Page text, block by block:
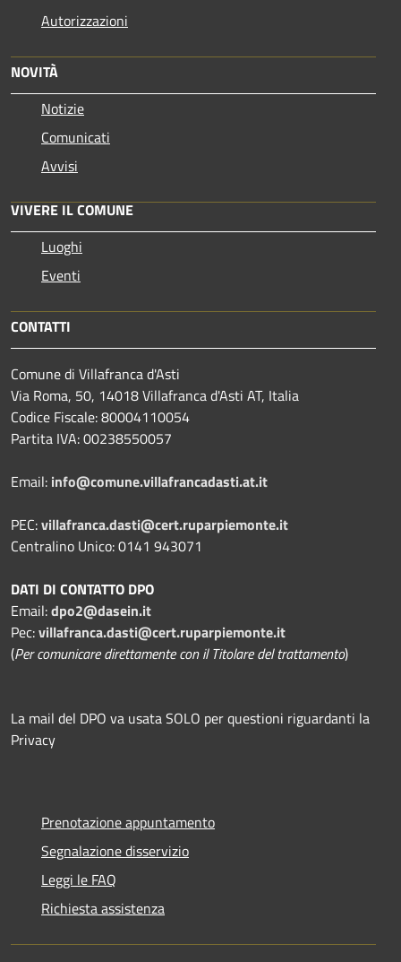
Autorizzazioni
NOVITÀ
Notizie
Comunicati
Avvisi
VIVERE IL COMUNE
Luoghi
Eventi
CONTATTI
Comune di Villafranca d'Asti
Via Roma, 50, 14018 Villafranca d'Asti AT, Italia
Codice Fiscale: 80004110054
Partita IVA: 00238550057
Email: info@comune.villafrancadasti.at.it
PEC:villafranca.dasti@cert.ruparpiemonte.it
Centralino Unico: 0141 943071
DATI DI CONTATTO DPO
Email:dpo2@dasein.it
Pec:villafranca.dasti@cert.ruparpiemonte.it
(Per comunicare direttamente con il Titolare del trattamento)
La mail del DPO va usata SOLO per questioni riguardanti la
Privacy
Prenotazione appuntamento
Segnalazione disservizio
Leggi le FAQ
Richiesta assistenza